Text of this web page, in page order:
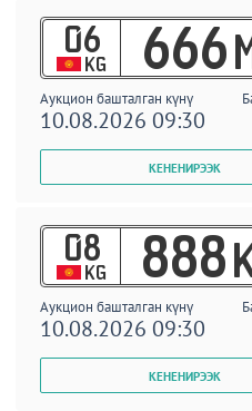
06
KG 666
Аукцион башталган күнү
10.08.2026 09:30
08
KG 888
Аукцион башталган күнү
10.08.2026 09:30